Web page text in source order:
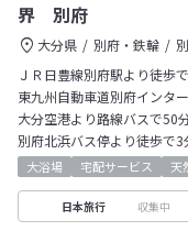
界 別府
大分県 別府・鉄輪
ＪＲ日豊線別府駅より徒歩
東九州自動車道別府インタ
大分空港より路線バスで50
別府北浜バス停より徒歩で3
大浴場 宅配サービス 天
日本旅行 収集中